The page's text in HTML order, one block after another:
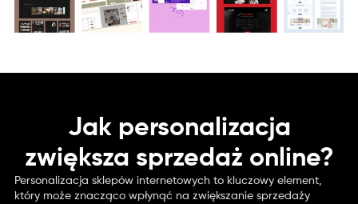
Jak personalizacja
zwiększa sprzedaż online?
Personalizacja sklepów internetowych to kluczowy element,
który może znacząco wpłynąć na zwiększanie sprzedaży